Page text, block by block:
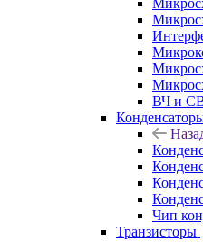
ВЧ и
Чип
Транзисторы